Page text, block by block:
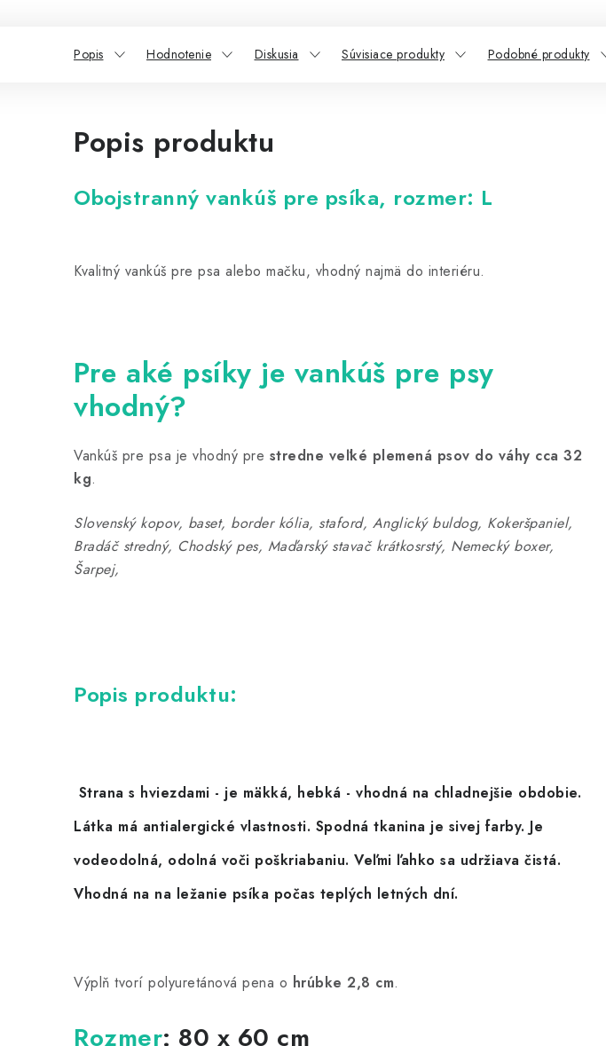
Popis Hodnotenie Diskusia Súvisiace produkty Podobné produkty
Popis produktu
Obojstranný vankúš pre psíka, rozmer: L
Kvalitný vankúš pre psa alebo mačku, vhodný najmä do interiéru.
Pre aké psíky je vankúš pre psy
vhodný?
Vankúš pre psa je vhodný pre stredne veľké plemená psov do váhy cca 32
kg.
Slovenský kopov, baset, border kólia, staford, Anglický buldog, Kokeršpaniel,
Bradáč stredný, Chodský pes, Maďarský stavač krátkosrstý, Nemecký boxer,
Šarpej,
Popis produktu:
Strana s hviezdami - je mäkká, hebká - vhodná na chladnejšie obdobie.
Látka má antialergické vlastnosti. Spodná tkanina je sivej farby. Je
vodeodolná, odolná voči poškriabaniu. Veľmi ľahko sa udržiava čistá.
Vhodná na na ležanie psíka počas teplých letných dní.
Výplň tvorí polyuretánová pena o hrúbke 2,8 cm.
Rozmer: 80 x 60 cm